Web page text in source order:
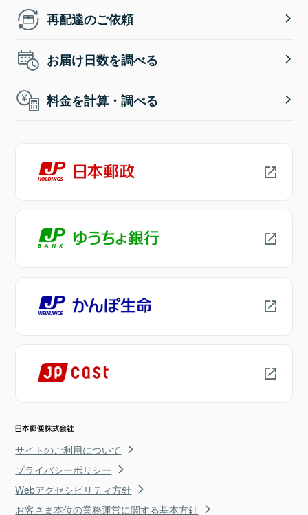
再配達のご依頼
お届け日数を調べる
料金を計算・調べる
サイトのご利用について
プライバシーポリシー
Webアクセシビリティ方針
お客さま本位の業務運営に関する基本方針